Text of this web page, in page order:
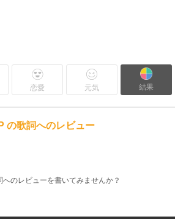
恋愛 元気 結果
の歌詞へのレビュー
へのレビューを書いてみませんか？